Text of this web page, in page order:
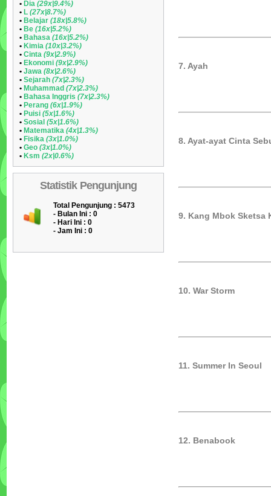
• Dia (29x|9.4%)
• L (27x|8.7%)
• Belajar (18x|5.8%)
• Be (16x|5.2%)
• Bahasa (16x|5.2%)
• Kimia (10x|3.2%)
• Cinta (9x|2.9%)
• Ekonomi (9x|2.9%)
• Jawa (8x|2.6%)
• Sejarah (7x|2.3%)
• Muhammad (7x|2.3%)
• Bahasa Inggris (7x|2.3%)
• Perang (6x|1.9%)
• Puisi (5x|1.6%)
• Sosial (5x|1.6%)
• Matematika (4x|1.3%)
• Fisika (3x|1.0%)
• Geo (3x|1.0%)
• Ksm (2x|0.6%)
Statistik Pengunjung
Total Pengunjung : 5473
- Bulan Ini : 0
- Hari Ini : 0
- Jam Ini : 0
7. Ayah
8. Ayat-ayat Cinta
9. Kang Mbok Sketsa
10. War Storm
11. Summer In Seoul
12. Benabook